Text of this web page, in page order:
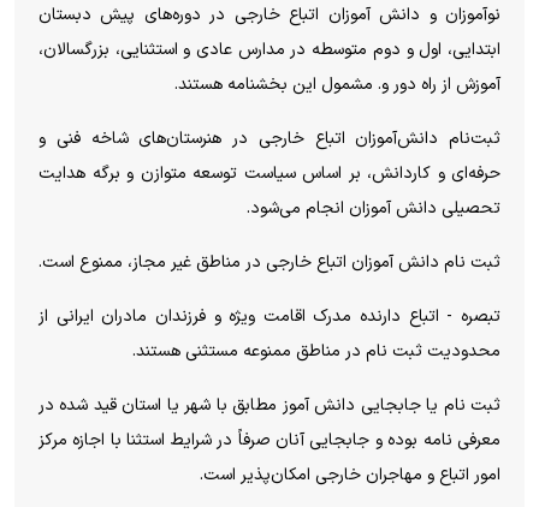
نوآموزان و دانش آموزان اتباع خارجی در دوره‌های پیش دبستان
ابتدایی، اول و دوم متوسطه در مدارس عادی و استثنایی، بزرگسالان،
آموزش از راه دور و. مشمول این بخشنامه هستند.
ثبت‌نام دانش‌آموزان اتباع خارجی در هنرستان‌های شاخه فنی و
حرفه‌ای و کاردانش، بر اساس سیاست توسعه متوازن و برگه هدایت
تحصیلی دانش آموزان انجام می‌شود.
ثبت نام دانش آموزان اتباع خارجی در مناطق غیر مجاز، ممنوع است.
تبصره - اتباع دارنده مدرک اقامت ویژه و فرزندان مادران ایرانی از
محدودیت ثبت نام در مناطق ممنوعه مستثنی هستند.
ثبت نام یا جابجایی دانش آموز مطابق با شهر یا استان قید شده در
معرفی نامه بوده و جابجایی آنان صرفاً در شرایط استثنا با اجازه مرکز
امور اتباع و مهاجران خارجی امکان‌پذیر است.